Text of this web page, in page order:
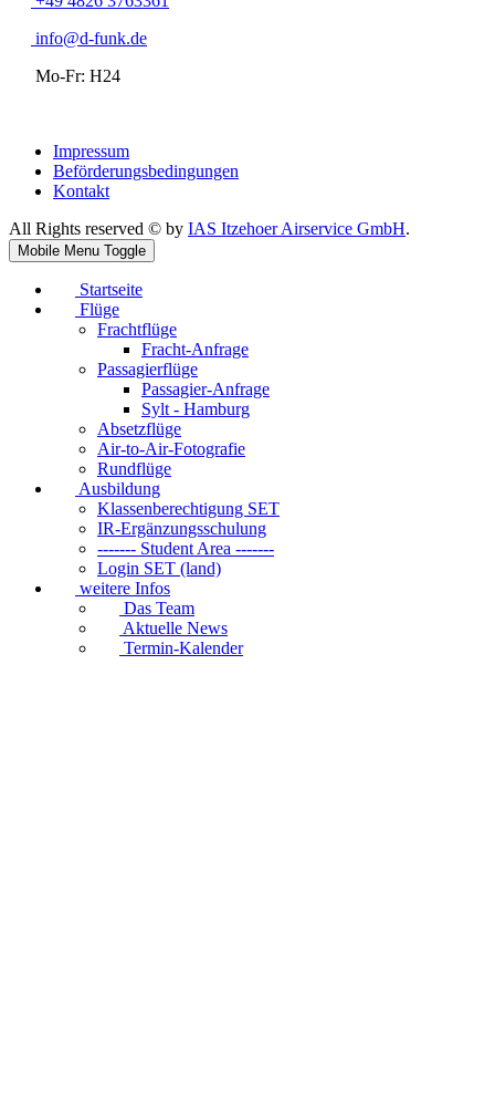
info@d-funk.de
Mo-Fr: H24
Impressum
Beförderungsbedingungen
Kontakt
All Rights reserved © by IAS Itzehoer Airservice GmbH.
Mobile Menu Toggle
Startseite
Flüge
Frachtflüge
Fracht-Anfrage
Passagierflüge
Passagier-Anfrage
Sylt - Hamburg
Absetzflüge
Air-to-Air-Fotografie
Rundflüge
Ausbildung
Klassenberechtigung SET
IR-Ergänzungsschulung
------- Student Area -------
Login SET (land)
weitere Infos
Das Team
Aktuelle News
Termin-Kalender